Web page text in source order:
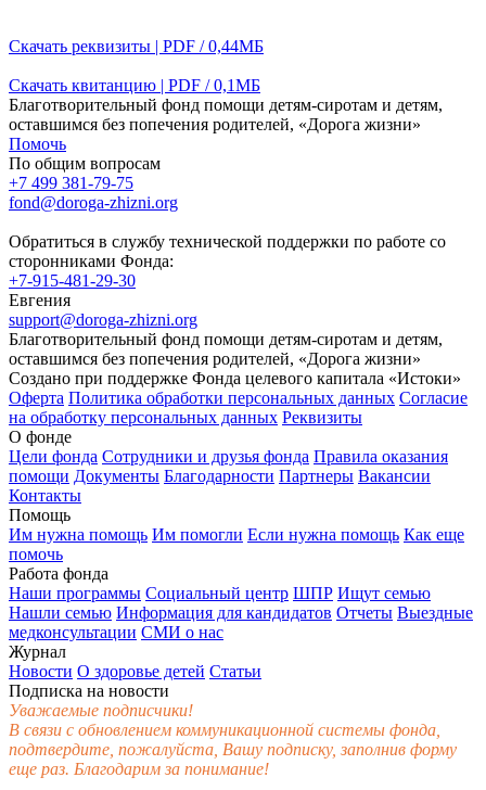
Скачать реквизиты | PDF / 0,44МБ
Скачать квитанцию | PDF / 0,1МБ
Благотворительный фонд помощи детям-сиротам и детям,
оставшимся без попечения родителей, «Дорога жизни»
Помочь
По общим вопросам
+7 499 381-79-75
fond@doroga-zhizni.org
Обратиться в службу технической поддержки по работе со
сторонниками Фонда:
+7-915-481-29-30
Евгения
support@doroga-zhizni.org
Благотворительный фонд помощи детям-сиротам и детям,
оставшимся без попечения родителей, «Дорога жизни»
Создано при поддержке Фонда целевого капитала «Истоки»
Оферта Политика обработки персональных данных Согласие
на обработку персональных данных Реквизиты
О фонде
Цели фонда Сотрудники и друзья фонда Правила оказания
помощи Документы Благодарности Партнеры Вакансии
Контакты
Помощь
Им нужна помощь Им помогли Если нужна помощь Как еще
помочь
Работа фонда
Наши программы Социальный центр ШПР Ищут семью
Нашли семью Информация для кандидатов Отчеты Выездные
медконсультации СМИ о нас
Журнал
Новости О здоровье детей Статьи
Подписка на новости
Уважаемые подписчики!
В связи с обновлением коммуникационной системы фонда,
подтвердите, пожалуйста, Вашу подписку, заполнив форму
еще раз. Благодарим за понимание!